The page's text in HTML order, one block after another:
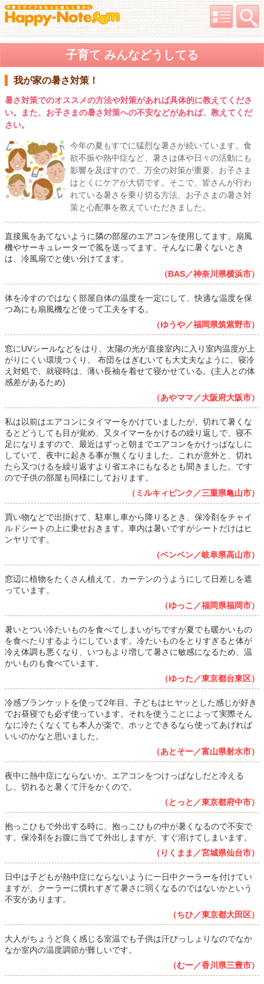
子育て みんなどうしてる
我が家の暑さ対策！
暑さ対策でのオススメの方法や対策があれば具体的に教えてくださ
い。また、お子さまの暑さ対策への不安などがあれば、教えてくだ
さい。
今年の夏もすでに猛烈な暑さが続いています。食
欲不振や熱中症など、暑さは体や日々の活動にも
影響を及ぼすので、万全の対策が重要。お子さま
はとくにケアが大切です。そこで、皆さんが行わ
れている暑さを乗り切る方法、お子さまの暑さ対
策と心配事を教えていただきました。
直接風をあてないように隣の部屋のエアコンを使用してます。扇風
機やサーキュレーターで風を送ってます。そんなに暑くないとき
は、冷風扇でと使い分けてます。
（BAS／神奈川県横浜市）
体を冷すのではなく部屋自体の温度を一定にして、快適な温度を保
つ為にも扇風機など使って工夫をする。
（ゆうや／福岡県筑紫野市）
窓にUVシールなどをはり、太陽の光が直接室内に入り室内温度が上
がりにくい環境つくり。 布団をはぎむいても大丈夫なように、寝冷
え対処で、就寝時は、薄い長袖を着せて寝かせている。(主人との体
感差があるため)
（あやママ／大阪府大阪市）
私は以前はエアコンにタイマーをかけていましたが、切れて暑くな
るとどうしても目が覚め、又タイマーをかけるの繰り返しで、寝不
足になりますので、最近はずっと朝までエアコンをかけっぱなしに
していて、夜中に起きる事が無くなりました。これが意外と、切れ
たら又つけるを繰り返すより省エネにもなるとも聞きました。です
ので子供の部屋も同様にしております。
（ミルキィピンク／三重県亀山市）
買い物などで出掛けて、駐車し車から降りるとき、保冷剤をチャイ
ルドシートの上に乗せおきます。車内は暑いですがシートだけはヒ
ンヤリです。
（ベンベン／岐阜県高山市）
窓辺に植物をたくさん植えて、カーテンのうようにして日差しを遮
っています。
（ゆっこ／福岡県福岡市）
暑いとつい冷たいものを食べてしまいがちですが夏でも暖かいもの
を食べたりするようにしています。冷たいものをとりすぎると体が
冷え体調も悪くなり、いつもより増して暑さに敏感になるため、温
かいものも食べています。
（ゆった／東京都台東区）
冷感ブランケットを使って2年目。子どもはヒヤッとした感じが好き
でお昼寝でも必ず使っています。それを使うことによって実際そん
なに冷たくなくても本人が楽で、ホッとできるなら使ってあげれば
いいのかなと思いました。
（あとそー／富山県射水市）
夜中に熱中症にならないか。エアコンをつけっぱなしだと冷える
し、切れると暑くて汗をかくので。
（とっと／東京都府中市）
抱っこひもで外出する時に、抱っこひもの中が暑くなるので不安で
す。保冷剤をお腹に当てて外出しますが、すぐ溶けてしまいます。
（りくまま／宮城県仙台市）
日中は子どもが熱中症にならないように一日中クーラーを付けてい
ますが、クーラーに慣れすぎて暑さに弱くなるのではないかという
不安があります。
（ちひ／東京都大田区）
大人がちょうど良く感じる室温でも子供は汗びっしょりなのでなか
なか室内の温度調節が難しいです。
（むー／香川県三豊市）